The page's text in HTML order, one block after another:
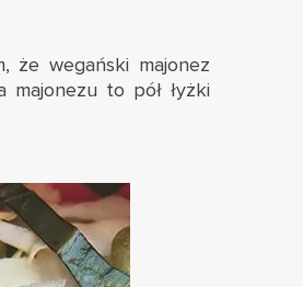
że wegański majonez
majonezu to pół łyżki